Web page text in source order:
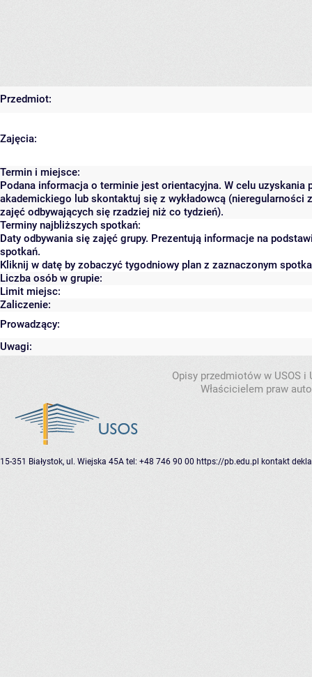
Przedmiot:
Zajęcia:
Termin i miejsce:
Podana informacja o terminie jest orientacyjna. W celu
akademickiego lub skontaktuj się z wykładowcą (nieregularności
zajęć odbywających się rzadziej niż co tydzień).
Terminy najbliższych spotkań:
Daty odbywania się zajęć grupy. Prezentują informacje na
spotkań.
Kliknij w datę by zobaczyć tygodniowy plan z zaznaczonym
Liczba osób w grupie:
Limit miejsc:
Zaliczenie:
Prowadzący:
Uwagi:
Opisy przedmiotów w USOS
Właścicielem praw
15-351 Białystok, ul. Wiejska 45A tel: +48 746 90 00 https://pb.edu.pl kontakt